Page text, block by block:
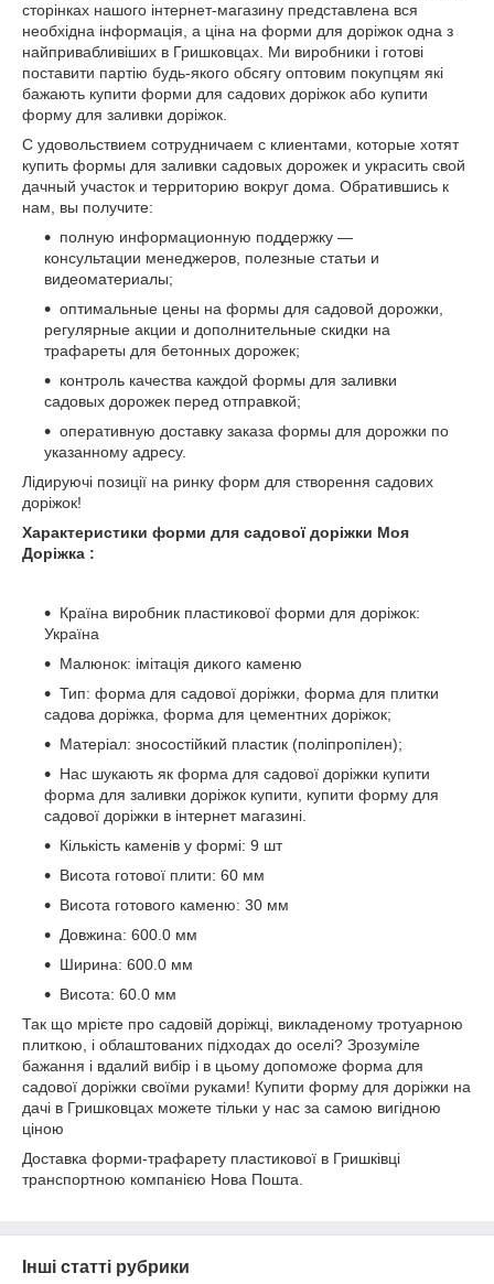
сторінках нашого інтернет-магазину представлена вся
необхідна інформація, а ціна на форми для доріжок одна з
найпривабливіших в Гришковцах. Ми виробники і готові
поставити партію будь-якого обсягу оптовим покупцям які
бажають купити форми для садових доріжок або купити
форму для заливки доріжок.
С удовольствием сотрудничаем с клиентами, которые хотят
купить формы для заливки садовых дорожек и украсить свой
дачный участок и территорию вокруг дома. Обратившись к
нам, вы получите:
полную информационную поддержку —
консультации менеджеров, полезные статьи и
видеоматериалы;
оптимальные цены на формы для садовой дорожки,
регулярные акции и дополнительные скидки на
трафареты для бетонных дорожек;
контроль качества каждой формы для заливки
садовых дорожек перед отправкой;
оперативную доставку заказа формы для дорожки по
указанному адресу.
Лідируючі позиції на ринку форм для створення садових
доріжок!
Характеристики форми для садової доріжки Моя
Доріжка :
Країна виробник пластикової форми для доріжок:
Україна
Малюнок: імітація дикого каменю
Тип: форма для садової доріжки, форма для плитки
садова доріжка, форма для цементних доріжок;
Матеріал: зносостійкий пластик (поліпропілен);
Нас шукають як форма для садової доріжки купити
форма для заливки доріжок купити, купити форму для
садової доріжки в інтернет магазині.
Кількість каменів у формі: 9 шт
Висота готової плити: 60 мм
Висота готового каменю: 30 мм
Довжина: 600.0 мм
Ширина: 600.0 мм
Висота: 60.0 мм
Так що мрієте про садовій доріжці, викладеному тротуарною
плиткою, і облаштованих підходах до оселі? Зрозуміле
бажання і вдалий вибір і в цьому допоможе форма для
садової доріжки своїми руками! Купити форму для доріжки на
дачі в Гришковцах можете тільки у нас за самою вигідною
ціною
Доставка форми-трафарету пластикової в Гришківці
транспортною компанією Нова Пошта.
Інші статті рубрики